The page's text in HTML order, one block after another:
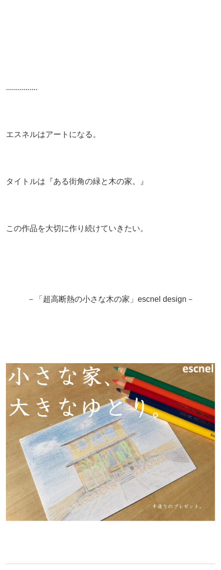
................
エスネルはアートになる。
タイトルは『ある街角の緑と木の家。』
この作品を大切に作り続けていきたい。
－「超高断熱の小さな木の家」escnel design－